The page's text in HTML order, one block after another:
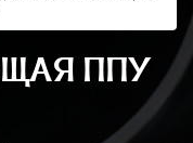
ППУ